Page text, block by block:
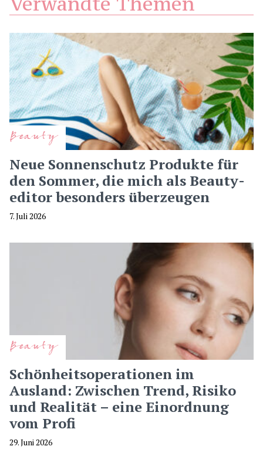
Beauty
Neue Sonnenschutz Produkte für
den Sommer, die mich als Beauty-
editor besonders überzeugen
7. Juli 2026
Beauty
Schönheitsoperationen im
Ausland: Zwischen Trend, Risiko
und Realität – eine Einordnung
vom Profi
29. Juni 2026